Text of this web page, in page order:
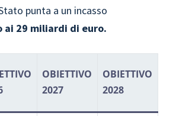
punta a un incasso
ai 29 miliardi di euro.
OBIETTIVO
2027
OBIETTIVO
2028